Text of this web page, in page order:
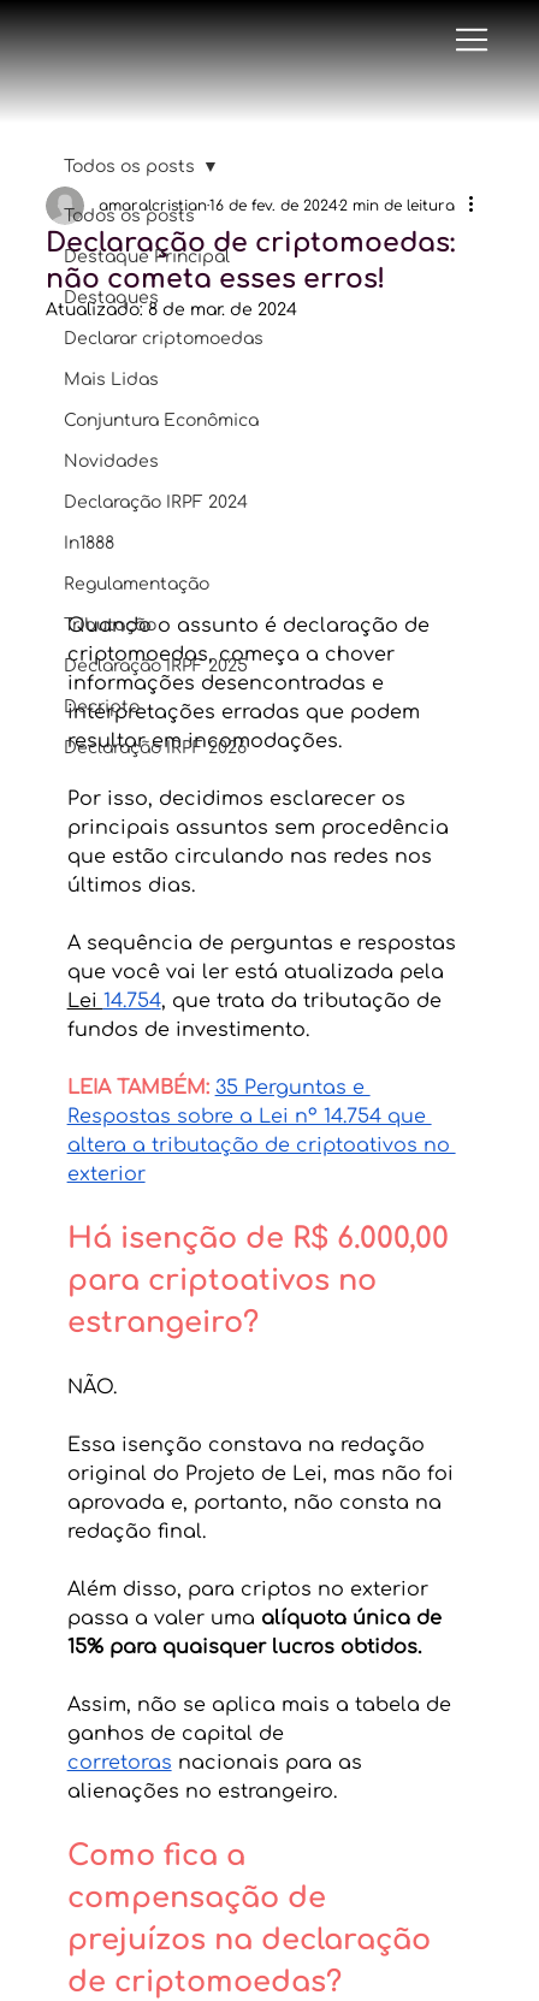
Todos os posts
Destaque Principal
Destaques
Declarar criptomoedas
Mais Lidas
Conjuntura Econômica
Novidades
Declaração IRPF 2024
In1888
Regulamentação
Tributação
Declaração IRPF 2025
Decripto
Declaração IRPF 2026
Todos os posts
Declaração de criptomoedas:
não cometa esses erros!
amaralcristian16 de fev. de 20242 min de leitura
Atualizado:8 de mar. de 2024
Quando o assunto é declaração de
criptomoedas, começa a chover
informações desencontradas e
interpretações erradas que podem
resultar em incomodações.
Por isso, decidimos esclarecer os
principais assuntos sem procedência
que estão circulando nas redes nos
últimos dias.
A sequência de perguntas e respostas
que você vai ler está atualizada pela
Lei 14.754, que trata da tributação de
fundos de investimento.
LEIA TAMBÉM: 35 Perguntas e
Respostas sobre a Lei nº 14.754 que
altera a tributação de criptoativos no
exterior
Há isenção de R$ 6.000,00
para criptoativos no
estrangeiro?
NÃO.
Essa isenção constava na redação
original do Projeto de Lei, mas não foi
aprovada e, portanto, não consta na
redação final.
Além disso, para criptos no exterior
passa a valer uma alíquota única de
15% para quaisquer lucros obtidos.
Assim, não se aplica mais a tabela de
ganhos de capital de
corretoras nacionais para as
alienações no estrangeiro.
Como fica a
compensação de
prejuízos na declaração
de criptomoedas?